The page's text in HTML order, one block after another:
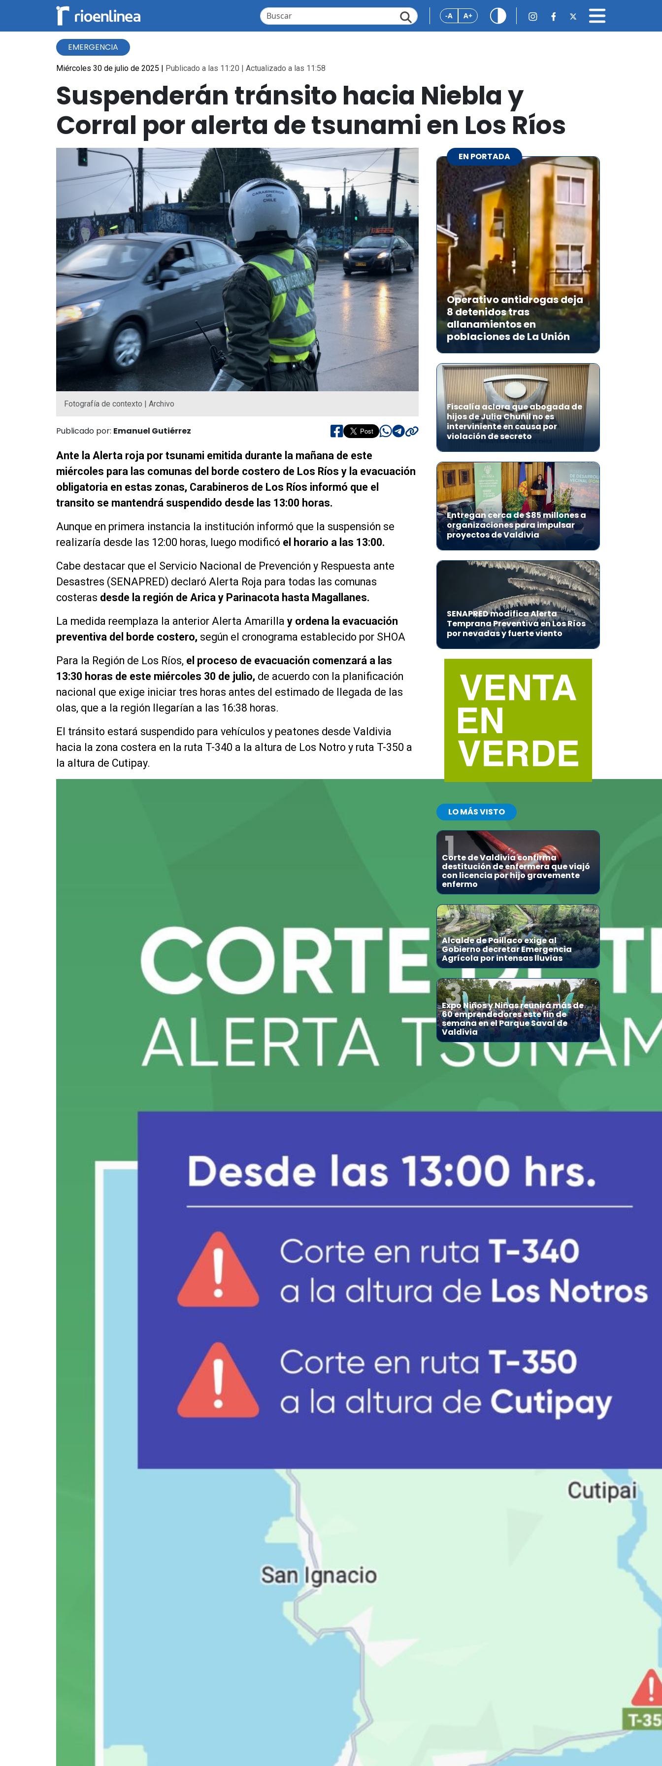
-A A+
EMERGENCIA
Miércoles 30 de julio de 2025 | Publicado a las 11:20 | Actualizado a las 11:58
Suspenderán tránsito hacia Niebla y
Corral por alerta de tsunami en Los Ríos
Fotografía de contexto | Archivo
Publicado por: Emanuel Gutiérrez
Ante la Alerta roja por tsunami emitida durante la mañana de este
miércoles para las comunas del borde costero de Los Ríos y la evacuación
obligatoria en estas zonas, Carabineros de Los Ríos informó que el
transito se mantendrá suspendido desde las 13:00 horas.
Aunque en primera instancia la institución informó que la suspensión se
realizaría desde las 12:00 horas, luego modificó el horario a las 13:00.
Cabe destacar que el Servicio Nacional de Prevención y Respuesta ante
Desastres (SENAPRED) declaró Alerta Roja para todas las comunas
costeras desde la región de Arica y Parinacota hasta Magallanes.
La medida reemplaza la anterior Alerta Amarilla y ordena la evacuación
preventiva del borde costero, según el cronograma establecido por SHOA
Para la Región de Los Ríos, el proceso de evacuación comenzará a las
13:30 horas de este miércoles 30 de julio, de acuerdo con la planificación
nacional que exige iniciar tres horas antes del estimado de llegada de las
olas, que a la región llegarían a las 16:38 horas.
El tránsito estará suspendido para vehículos y peatones desde Valdivia
hacia la zona costera en la ruta T-340 a la altura de Los Notro y ruta T-350 a
la altura de Cutipay.
EN PORTADA
Operativo antidrogas deja
8 detenidos tras
allanamientos en
poblaciones de La Unión
Fiscalía aclara que abogada de
hijos de Julia Chuñil no es
interviniente en causa por
violación de secreto
Entregan cerca de $85 millones a
organizaciones para impulsar
proyectos de Valdivia
SENAPRED modifica Alerta
Temprana Preventiva en Los Ríos
por nevadas y fuerte viento
LO MÁS VISTO
1
Corte de Valdivia confirma
destitución de enfermera que viajó
con licencia por hijo gravemente
enfermo
2
Alcalde de Paillaco exige al
Gobierno decretar Emergencia
Agrícola por intensas lluvias
3
Expo Niños y Niñas reunirá más de
60 emprendedores este fin de
semana en el Parque Saval de
Valdivia